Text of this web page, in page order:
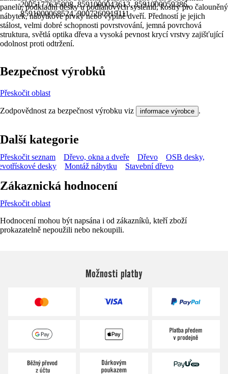
2005177635008, 8591000043613, 8591000059386,
8591000068524, 9007260919111
panelů, podkladní desky u podlahových systémů, kostry pro čalouněný
nábytek, nábytkové prvky nebo výplně dveří. Předností je jejich
stálost, velmi dobré schopnosti povrstvování, jemná povrchová
struktura, světlá optika dřeva a vysoká pevnost krycí vrstvy zajišťující
odolnost proti odtržení.
Bezpečnost výrobků
Přeskočit oblast
Zodpovědnost za bezpečnost výrobku viz informace výrobce .
Další kategorie
Přeskočit seznam Dřevo, okna a dveře Dřevo
OSB desky,
desky
Montáž nábytku Stavební dřevo
Zákaznická hodnocení
Přeskočit oblast
Hodnocení mohou být napsána i od zákazníků, kteří zboží
prokazatelně nepoužili nebo nekoupili.
Možnosti platby